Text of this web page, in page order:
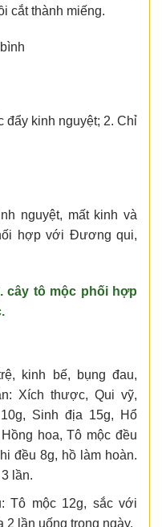
cắt thành miếng.
đẩy kinh nguyệt; 2. Chỉ
nguyệt, mất kinh và
hợp với Ðương qui,
cây tô mộc phối hợp
kinh bế, bụng đau,
Xích thược, Qui vỹ,
Sinh địa 15g, Hổ
hoa, Tô mộc đều
đều 8g, hồ làm hoàn.
lần.
Tô mộc 12g, sắc với
lần uống trong ngày.